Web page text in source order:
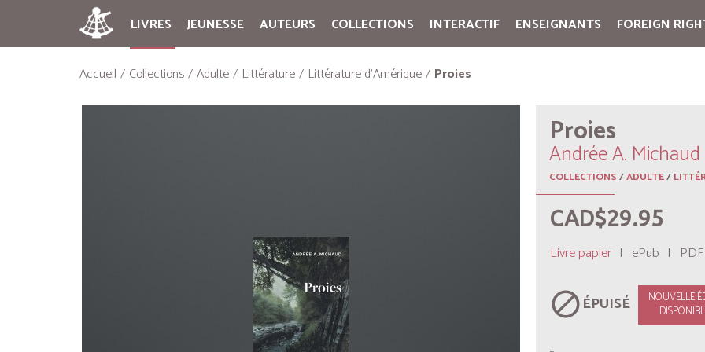
LIVRES JEUNESSE AUTEURS COLLECTIONS INTERACTIF ENSEIGNANTS FOREIGN
Accueil Collections Adulte Littérature Littérature d'Amérique Proies
Proies
Andrée A. Michaud
COLLECTIONS/ADULTE/
CAD$29.95
Livre papier | ePub | PDF
blockÉPUISÉ
NOUVELLE